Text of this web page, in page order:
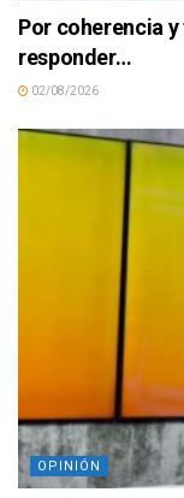
Por coherencia
responder…
02/08/2026
OPINIÓN